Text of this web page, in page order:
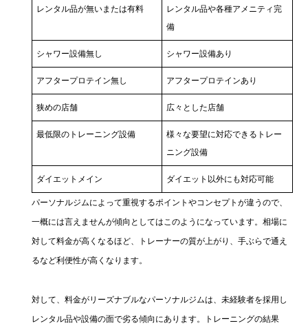
レンタル品が無いまたは有料
レンタル品や各種アメニティ完
備
シャワー設備無し シャワー設備あり
アフタープロテイン無し アフタープロテインあり
狭めの店舗 広々とした店舗
最低限のトレーニング設備
様々な要望に対応できるトレー
ニング設備
ダイエットメイン ダイエット以外にも対応可能
パーソナルジムによって重視するポイントやコンセプトが違うので、
一概には言えませんが傾向としてはこのようになっています。相場に
対して料金が高くなるほど、トレーナーの質が上がり、手ぶらで通え
るなど利便性が高くなります。
対して、料金がリーズナブルなパーソナルジムは、未経験者を採用し
レンタル品や設備の面で劣る傾向にあります。トレーニングの結果